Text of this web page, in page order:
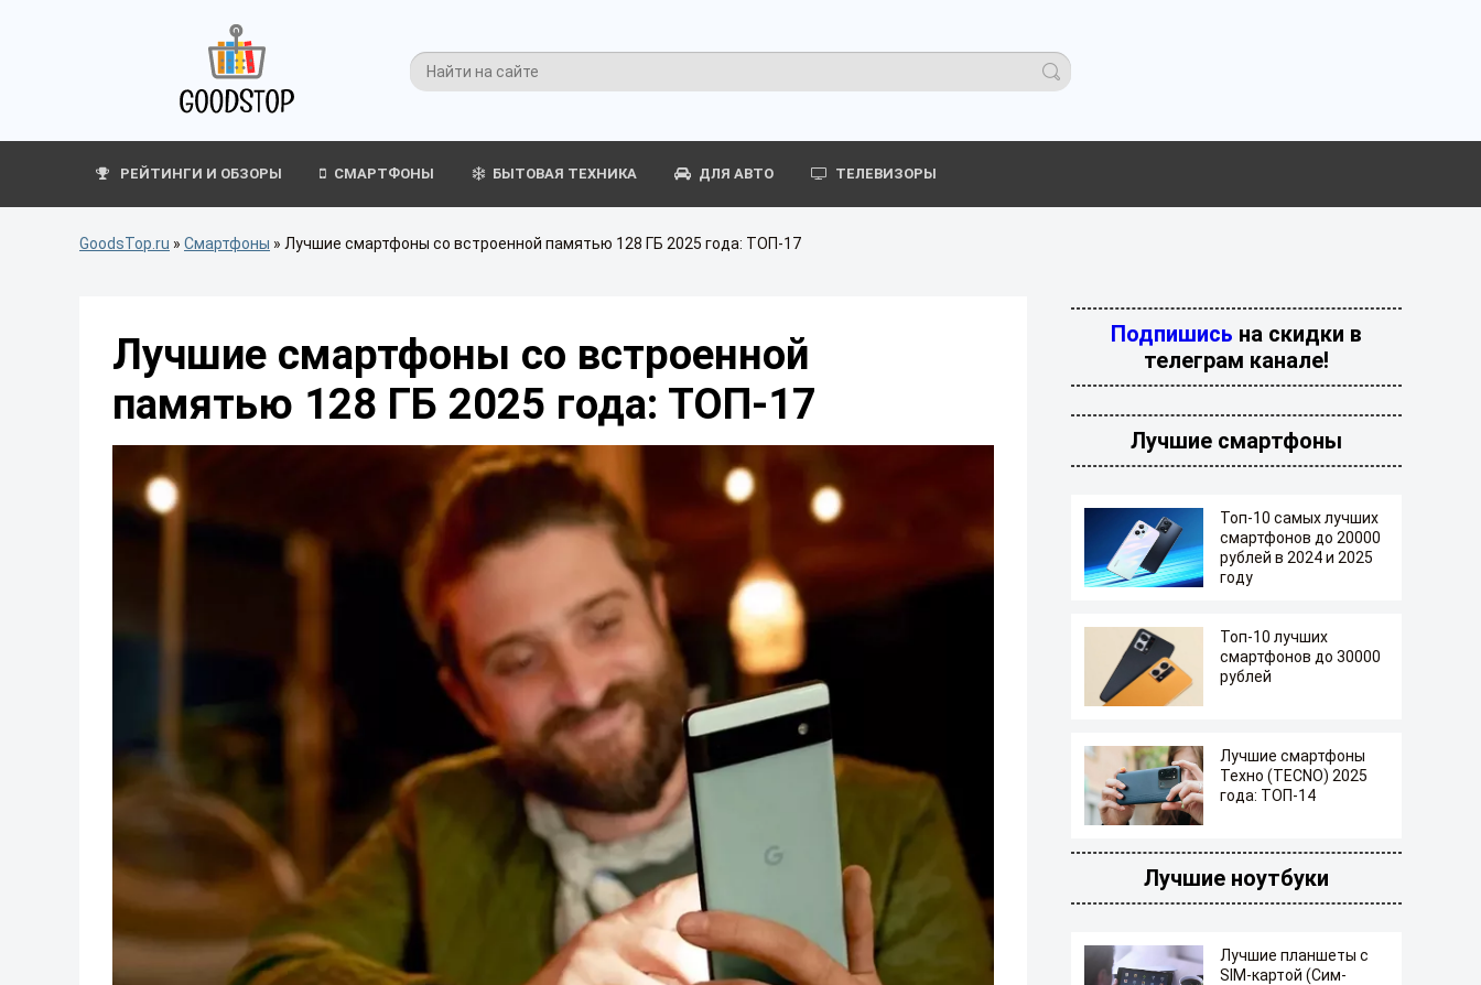
РЕЙТИНГИ И ОБЗОРЫ СМАРТФОНЫ БЫТОВАЯ ТЕХНИКА ДЛЯ АВТО ТЕЛЕВИЗОРЫ
GoodsTop.ru » Смартфоны » Лучшие смартфоны со встроенной памятью 128 ГБ 2025 года: ТОП-17
Лучшие смартфоны со встроенной
памятью 128 ГБ 2025 года: ТОП-17
Подпишись на скидки в
телеграм канале!
Лучшие смартфоны
Топ-10 самых лучших
смартфонов до 20000
рублей в 2024 и 2025
году
Топ-10 лучших
смартфонов до 30000
рублей
Лучшие смартфоны
Техно (TECNO) 2025
года: ТОП-14
Лучшие ноутбуки
Лучшие планшеты с
SIM-картой (Сим-